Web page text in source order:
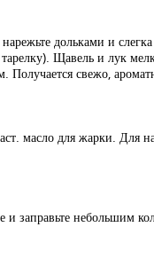
дольками и
Щавель и лук
Получается свежо,
масло для жарки. Для
заправьте небольшим